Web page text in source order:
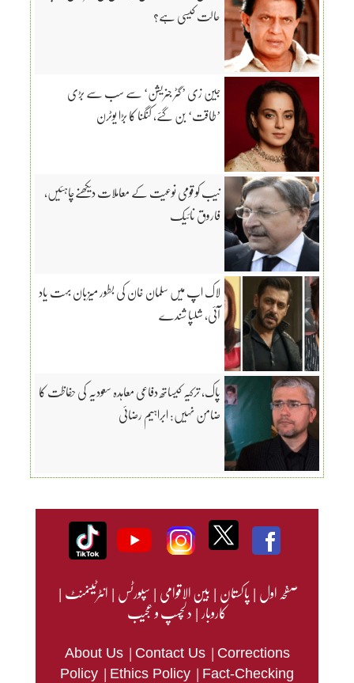
حالت کیسی ہے؟
جین زی ’گٹر جنریشن‘ سے سب سے بڑی
’طاقت‘ بن گئے، کنگنا کا بڑا یوٹرن
نیب کو قومی نوعیت کے معاملات دیکھنےچاہئیں،
فاروق نائیک
لاک اپ میں سلمان خان کی بطور میزبان بہت یاد
آئی، شلپا شندے
پاک، ترکیہ کیساتھ دفاعی معاہدہ سعودیہ کی حفاظت کا
ضامن نہیں: ابراہیم رضائی
صفحہ اول|پاکستان|بین الاقوامی|سپورٹس|انٹرٹینمنٹ|
کاروبار|دلچسپ و عجیب
About Us | Contact Us | Corrections
Policy | Ethics Policy | Fact-Checking